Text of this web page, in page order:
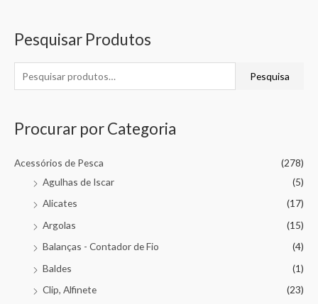
Pesquisar Produtos
Pesquisa
Procurar por Categoria
Acessórios de Pesca
(278)
Agulhas de Iscar
(5)
Alicates
(17)
Argolas
(15)
Balanças - Contador de Fio
(4)
Baldes
(1)
Clip, Alfinete
(23)